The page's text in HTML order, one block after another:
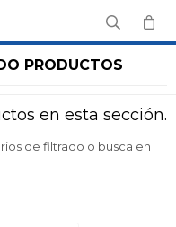
PRODUCTOS
en esta sección.
de filtrado o busca en